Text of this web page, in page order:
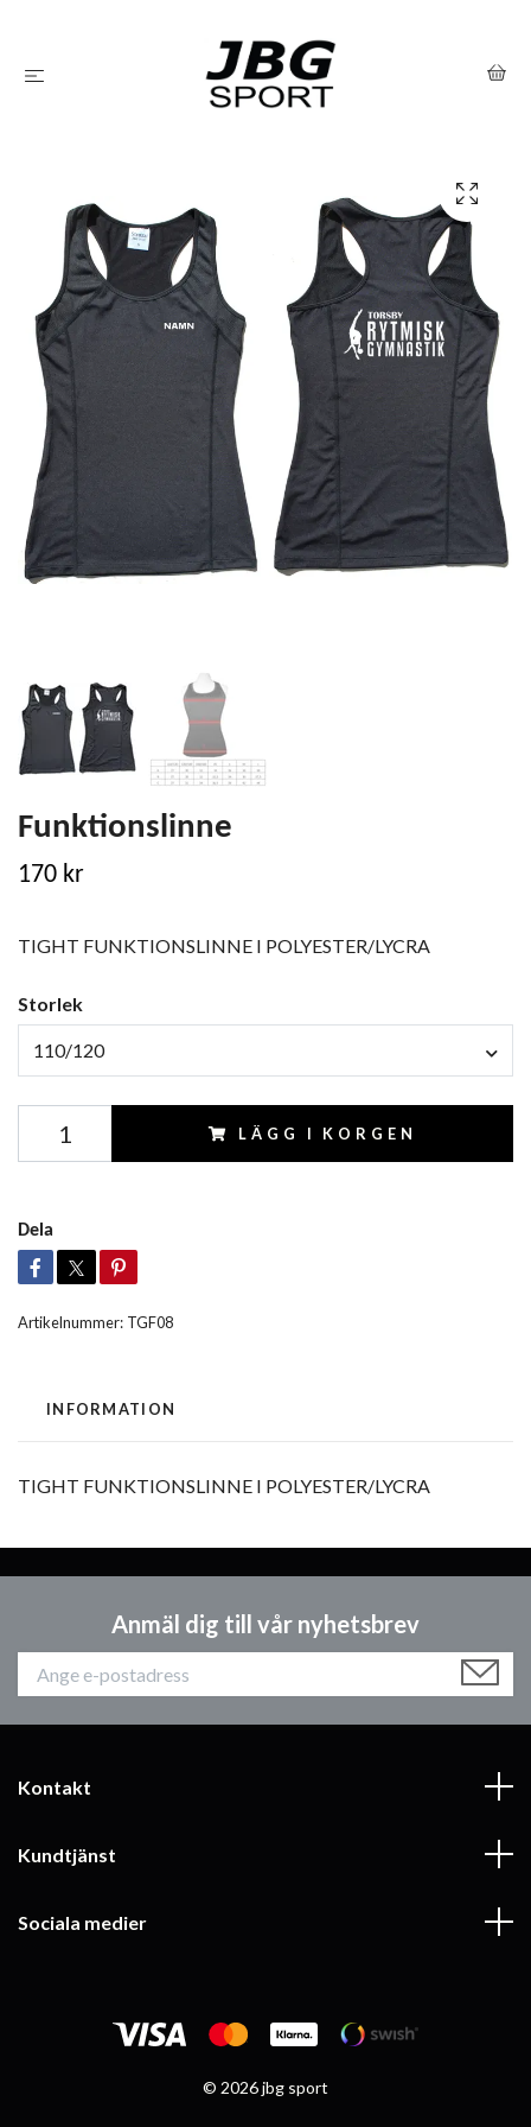
Funktionslinne
170 kr
TIGHT FUNKTIONSLINNE I POLYESTER/LYCRA
Storlek
110/120
LÄGG I KORGEN
Dela
Artikelnummer: TGF08
INFORMATION
TIGHT FUNKTIONSLINNE I POLYESTER/LYCRA
Anmäl dig till vår nyhetsbrev
Kontakt
Kundtjänst
Sociala medier
© 2026 jbg sport